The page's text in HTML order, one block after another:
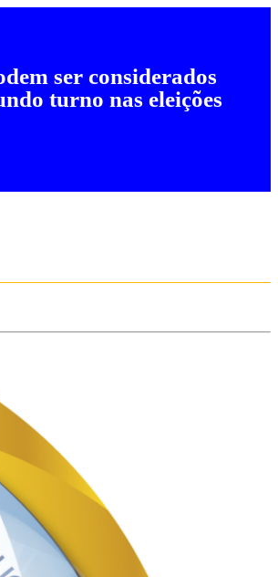
ser considerados
turno nas eleições